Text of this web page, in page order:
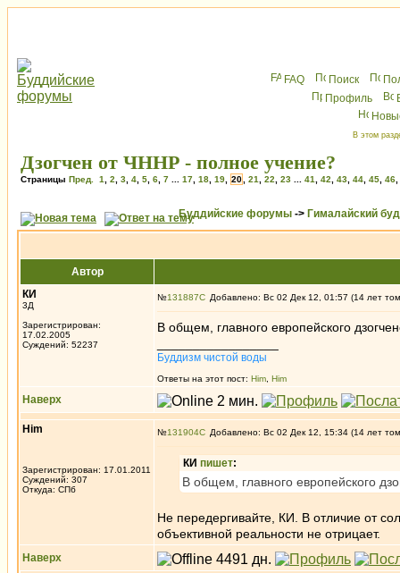
FAQ Поиск
Профиль
В этом
Дзогчен от ЧННР - полное учение?
Страницы Пред. 1 2 3 4 5 6 7 17 18 19 20 21 22 23 41 42 43 44 45 46
Буддийские форумы -> Гималайский
Автор
КИ
3Д
Зарегистрирован:
17.02.2005
Суждений: 52237
№131887 Добавлено: Вс 02 Дек 12, 01:57 (14 лет
В общем, главного европейского
Буддизм чистой воды
Ответы на этот пост: Him Him
Наверх
Him
Зарегистрирован: 17.01.2011
Суждений: 307
Откуда: СПб
№131904 Добавлено: Вс 02 Дек 12, 15:34 (14 лет
КИ пишет:
В общем, главного европейского
Не передергивайте, КИ. В отличие от
объективной реальности не отрицает.
Наверх